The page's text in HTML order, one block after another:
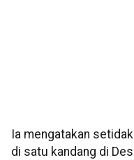
Ia mengatakan
di satu kandang di